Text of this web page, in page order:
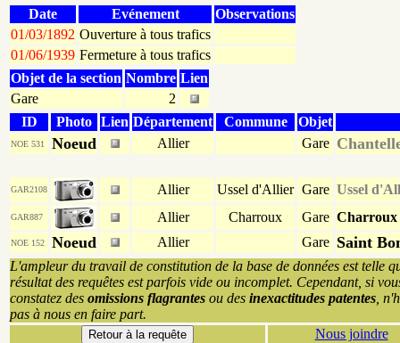
Date
Evénement
Observations
01/03/1892 Ouverture à tous trafics
01/06/1939 Fermeture à tous trafics
Objet de la section Nombre Lien
Gare
2
ID
Photo Lien Département Commune Objet
NOE 531 Noeud Allier Gare
GAR2108 Allier Ussel d'Allier Gare Ussel
GAR887 Allier Charroux Gare
NOE 152 Noeud Allier Gare Saint
L'ampleur du travail de constitution de la base de données est telle
résultat des requêtes est parfois vide ou incomplet. Cependant, si
constatez des omissions flagrantes ou des inexactitudes patentes ,
pas à nous en faire part.
Nous joindre